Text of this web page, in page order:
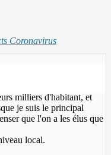
Coronavirus
milliers d'habitant, et
je suis le principal
que l'on a les élus que
local.